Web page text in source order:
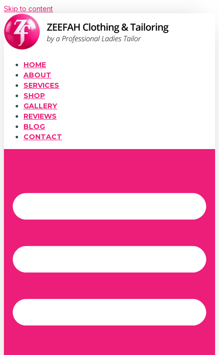
Skip to content
HOME
ABOUT
SERVICES
SHOP
GALLERY
REVIEWS
BLOG
CONTACT